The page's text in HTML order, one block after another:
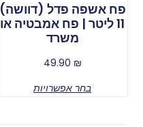
פח אשפה פדל (דוושה)
11 ליטר | פח אמבטיה או
משרד
49.90 ₪
בחר אפשרויות